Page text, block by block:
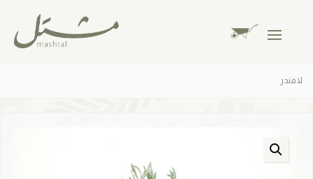
لافندر